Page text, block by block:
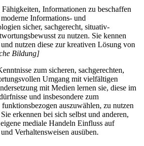
Informationen zu beschaffen
Informations- und
sicher, sachgerecht, situativ-
zu nutzen. Sie kennen
nutzen diese zur kreativen Lösung von
Bildung]
zum sicheren, sachgerechten,
Umgang mit vielfältigen
mit Medien lernen sie, diese im
und insbesondere zum
auszuwählen, zu nutzen
erkennen bei sich selbst und anderen,
mediale Handeln Einfluss auf
Verhaltensweisen ausüben.